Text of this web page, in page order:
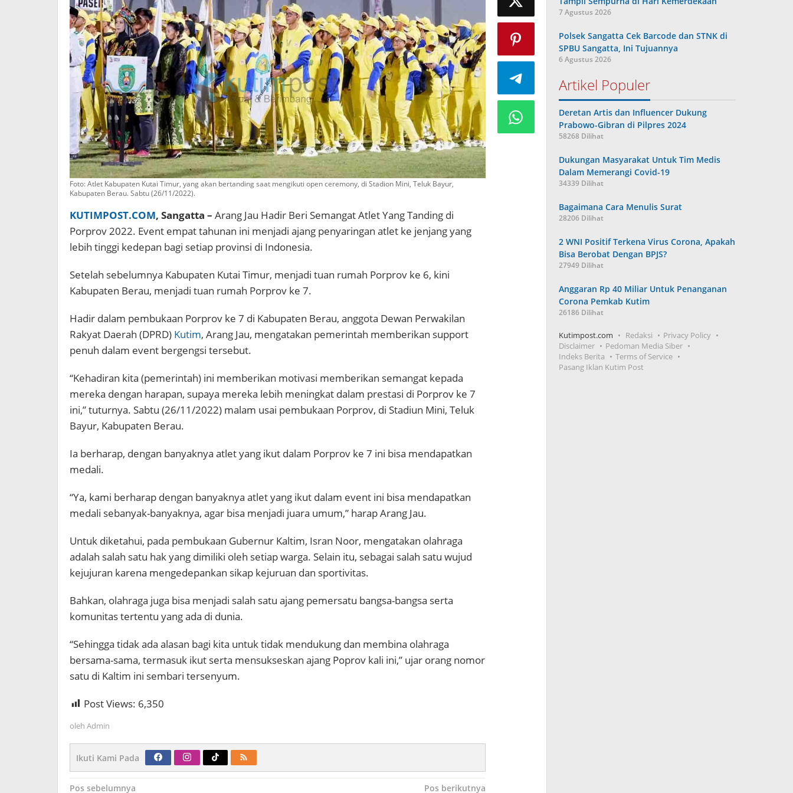
Foto: Atlet Kabupaten Kutai Timur, yang akan bertanding saat mengikuti open ceremony, di Stadion Mini, Teluk Bayur,
Kabupaten Berau. Sabtu (26/11/2022).
KUTIMPOST.COM, Sangatta – Arang Jau Hadir Beri Semangat Atlet Yang Tanding di
Porprov 2022. Event empat tahunan ini menjadi ajang penyaringan atlet ke jenjang yang
lebih tinggi kedepan bagi setiap provinsi di Indonesia.
Setelah sebelumnya Kabupaten Kutai Timur, menjadi tuan rumah Porprov ke 6, kini
Kabupaten Berau, menjadi tuan rumah Porprov ke 7.
Hadir dalam pembukaan Porprov ke 7 di Kabupaten Berau, anggota Dewan Perwakilan
Rakyat Daerah (DPRD) Kutim, Arang Jau, mengatakan pemerintah memberikan support
penuh dalam event bergengsi tersebut.
“Kehadiran kita (pemerintah) ini memberikan motivasi memberikan semangat kepada
mereka dengan harapan, supaya mereka lebih meningkat dalam prestasi di Porprov ke 7
ini,” tuturnya. Sabtu (26/11/2022) malam usai pembukaan Porprov, di Stadiun Mini, Teluk
Bayur, Kabupaten Berau.
Ia berharap, dengan banyaknya atlet yang ikut dalam Porprov ke 7 ini bisa mendapatkan
medali.
“Ya, kami berharap dengan banyaknya atlet yang ikut dalam event ini bisa mendapatkan
medali sebanyak-banyaknya, agar bisa menjadi juara umum,” harap Arang Jau.
Untuk diketahui, pada pembukaan Gubernur Kaltim, Isran Noor, mengatakan olahraga
adalah salah satu hak yang dimiliki oleh setiap warga. Selain itu, sebagai salah satu wujud
kejujuran karena mengedepankan sikap kejuruan dan sportivitas.
Bahkan, olahraga juga bisa menjadi salah satu ajang pemersatu bangsa-bangsa serta
komunitas tertentu yang ada di dunia.
“Sehingga tidak ada alasan bagi kita untuk tidak mendukung dan membina olahraga
bersama-sama, termasuk ikut serta mensukseskan ajang Poprov kali ini,” ujar orang nomor
satu di Kaltim ini sembari tersenyum.
Post Views: 6,350
oleh Admin
Ikuti Kami Pada
Navigasi
Pos sebelumnya Pos berikutnya
7 Agustus 2026
Polsek Sangatta Cek Barcode dan STNK di
SPBU Sangatta, Ini Tujuannya
6 Agustus 2026
Artikel Populer
Deretan Artis dan Influencer Dukung
Prabowo-Gibran di Pilpres 2024
58268 Dilihat
Dukungan Masyarakat Untuk Tim Medis
Dalam Memerangi Covid-19
34339 Dilihat
Bagaimana Cara Menulis Surat
28206 Dilihat
2 WNI Positif Terkena Virus Corona, Apakah
Bisa Berobat Dengan BPJS?
27949 Dilihat
Anggaran Rp 40 Miliar Untuk Penanganan
Corona Pemkab Kutim
26186 Dilihat
Kutimpost.com Redaksi
Privacy Policy
Disclaimer
Pedoman Media Siber
Indeks Berita
Terms of Service
Pasang Iklan Kutim Post